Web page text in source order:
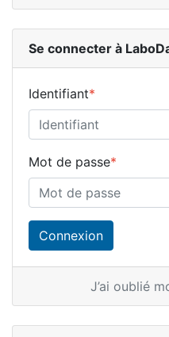
Se connecter à
Identifiant*
Mot de passe*
J’ai oublié